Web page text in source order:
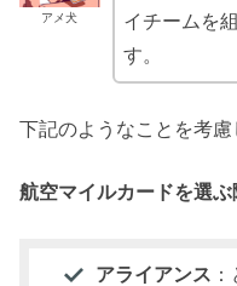
アメ犬
イチームを
す。
下記のようなことを考慮
航空マイルカードを選ぶ
アライアンス